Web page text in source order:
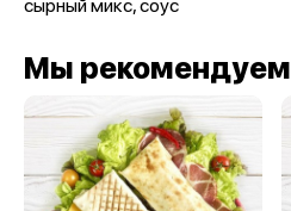
сырный микс, соус
Мы рекомендуем